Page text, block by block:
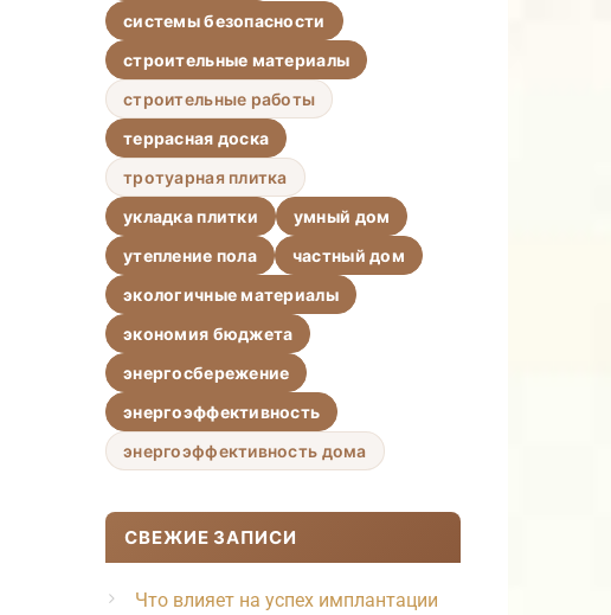
системы безопасности
строительные материалы
строительные работы
террасная доска
тротуарная плитка
укладка плитки
умный дом
утепление пола
частный дом
экологичные материалы
экономия бюджета
энергосбережение
энергоэффективность
энергоэффективность дома
СВЕЖИЕ ЗАПИСИ
Что влияет на успех имплантации